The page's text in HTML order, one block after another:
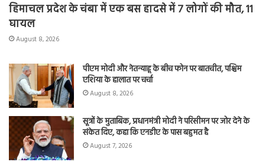
हिमाचल प्रदेश के चंबा में एक बस हादसे में 7 लोगों की मौत, 11
घायल
August 8, 2026
पीएम मोदी और नेतन्याहू के बीच फोन पर बातचीत, पश्चिम
एशिया के हालात पर चर्चा
August 8, 2026
सूत्रों के मुताबिक, प्रधानमंत्री मोदी ने परिसीमन पर जोर देने के
संकेत दिए, कहा कि एनडीए के पास बहुमत है
August 7, 2026